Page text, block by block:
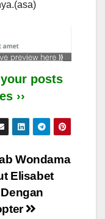
posts
››
Wondama
Elisabet